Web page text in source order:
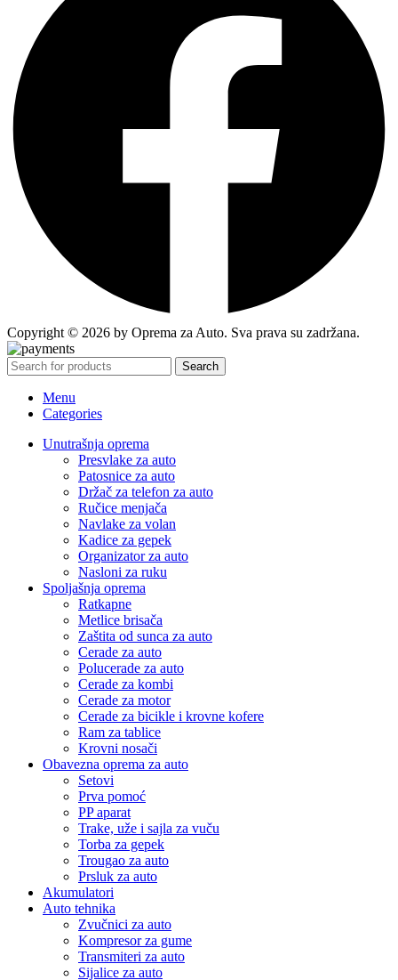
Copyright © 2026 by Oprema za Auto. Sva prava su zadržana.
Search
Menu
Categories
Unutrašnja oprema
Presvlake za auto
Patosnice za auto
Držač za telefon za auto
Ručice menjača
Navlake za volan
Kadice za gepek
Organizator za auto
Nasloni za ruku
Spoljašnja oprema
Ratkapne
Metlice brisača
Zaštita od sunca za auto
Cerade za auto
Polucerade za auto
Cerade za kombi
Cerade za motor
Cerade za bicikle i krovne kofere
Ram za tablice
Krovni nosači
Obavezna oprema za auto
Setovi
Prva pomoć
PP aparat
Trake, uže i sajla za vuču
Torba za gepek
Trougao za auto
Prsluk za auto
Akumulatori
Auto tehnika
Zvučnici za auto
Kompresor za gume
Transmiteri za auto
Sijalice za auto